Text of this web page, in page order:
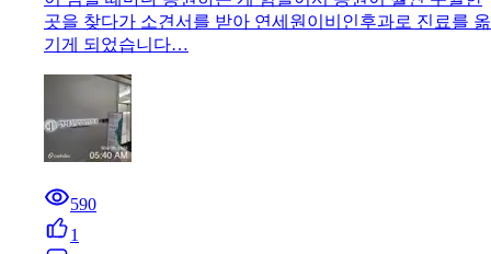
곳을 찾다가 소견서를 받아 연세원이비인후과로 진료를 옮
기게 되었습니다…
590
1